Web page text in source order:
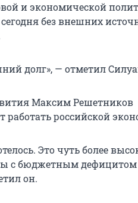
и экономической
без внешних
долг», — отметил
Максим Решетников
работать российской
Это чуть более
с бюджетным
он.